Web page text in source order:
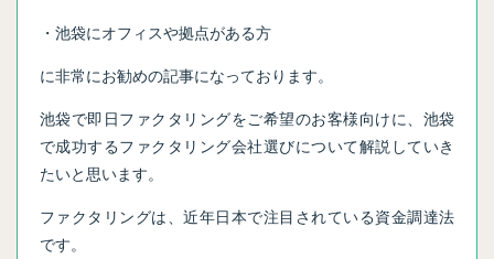
・池袋にオフィスや拠点がある方
に非常にお勧めの記事になっております。
池袋で即日ファクタリングをご希望のお客様向けに、池袋
で成功するファクタリング会社選びについて解説していき
たいと思います。
ファクタリングは、近年日本で注目されている資金調達法
です。